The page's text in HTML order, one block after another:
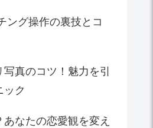
ング操作の裏技とコ
真のコツ！魅力を引
ック
なたの恋愛観を変え